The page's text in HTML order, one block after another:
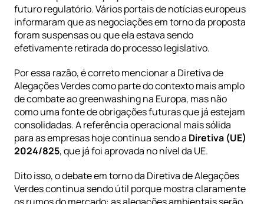
futuro regulatório. Vários portais de notícias europeus
informaram que as negociações em torno da proposta
foram suspensas ou que ela estava sendo
efetivamente retirada do processo legislativo.
Por essa razão, é correto mencionar a Diretiva de
Alegações Verdes como parte do contexto mais amplo
de combate ao greenwashing na Europa, mas não
como uma fonte de obrigações futuras que já estejam
consolidadas. A referência operacional mais sólida
para as empresas hoje continua sendo a Diretiva (UE)
2024/825, que já foi aprovada no nível da UE.
Dito isso, o debate em torno da Diretiva de Alegações
Verdes continua sendo útil porque mostra claramente